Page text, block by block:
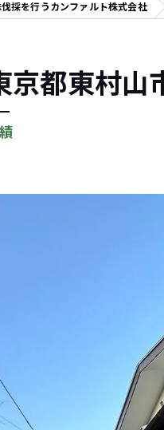
採を行うカンファルト株式会社
都東村